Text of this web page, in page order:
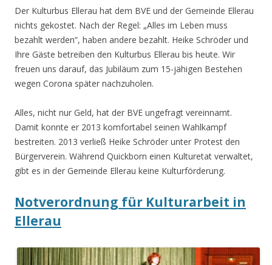
Der Kulturbus Ellerau hat dem BVE und der Gemeinde Ellerau
nichts gekostet. Nach der Regel: „Alles im Leben muss
bezahlt werden“, haben andere bezahlt. Heike Schröder und
Ihre Gäste betreiben den Kulturbus Ellerau bis heute. Wir
freuen uns darauf, das Jubiläum zum 15-jähigen Bestehen
wegen Corona später nachzuholen.
Alles, nicht nur Geld, hat der BVE ungefragt vereinnamt.
Damit konnte er 2013 komfortabel seinen Wahlkampf
bestreiten. 2013 verließ Heike Schröder unter Protest den
Bürgerverein. Während Quickborn einen Kulturetat verwaltet,
gibt es in der Gemeinde Ellerau keine Kulturförderung.
Notverordnung für Kulturarbeit in
Ellerau